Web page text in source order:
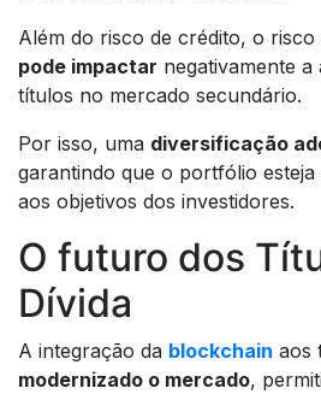
Além do risco de crédito, o risco
pode impactar negativamente a
títulos no mercado secundário.
Por isso, uma diversificação
garantindo que o portfólio
aos objetivos dos investidores.
O futuro dos
Dívida
A integração da blockchain aos
modernizado o mercado,